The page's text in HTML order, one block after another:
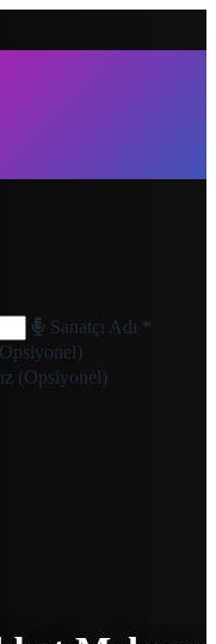
Sanatçı Adı *
(Opsiyonel)